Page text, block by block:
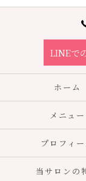
LINEで
ホーム
メニュー
プロフィ
当サロンの